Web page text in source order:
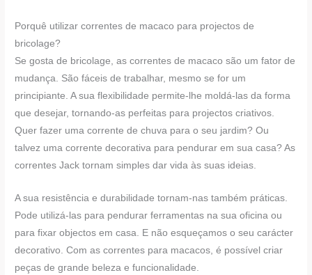
Porquê utilizar correntes de macaco para projectos de
bricolage?
Se gosta de bricolage, as correntes de macaco são um fator de
mudança. São fáceis de trabalhar, mesmo se for um
principiante. A sua flexibilidade permite-lhe moldá-las da forma
que desejar, tornando-as perfeitas para projectos criativos.
Quer fazer uma corrente de chuva para o seu jardim? Ou
talvez uma corrente decorativa para pendurar em sua casa? As
correntes Jack tornam simples dar vida às suas ideias.
A sua resistência e durabilidade tornam-nas também práticas.
Pode utilizá-las para pendurar ferramentas na sua oficina ou
para fixar objectos em casa. E não esqueçamos o seu carácter
decorativo. Com as correntes para macacos, é possível criar
peças de grande beleza e funcionalidade.